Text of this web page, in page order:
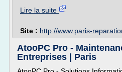
Lire la suite
Site : http://www.paris-
AtooPC Pro -
Entreprises | Paris